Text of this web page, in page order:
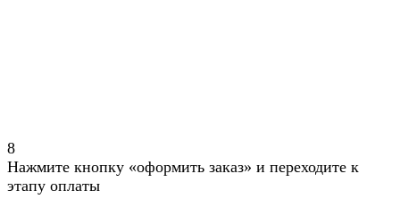
8
Нажмите кнопку «оформить заказ» и переходите к
этапу оплаты